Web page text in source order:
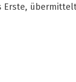
Erste,